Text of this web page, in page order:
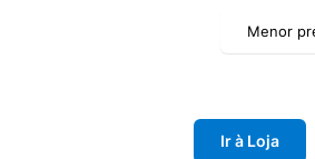
Ir à Loja